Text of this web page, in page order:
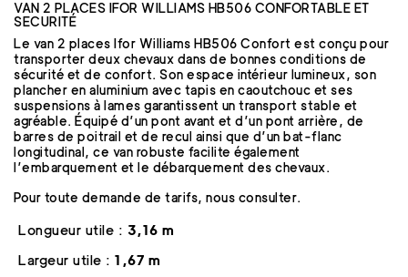
VAN 2 PLACES IFOR WILLIAMS HB506 CONFORTABLE ET
SECURITÉ
Le van 2 places Ifor Williams HB506 Confort est conçu pour
transporter deux chevaux dans de bonnes conditions de
sécurité et de confort. Son espace intérieur lumineux, son
plancher en aluminium avec tapis en caoutchouc et ses
suspensions à lames garantissent un transport stable et
agréable. Équipé d’un pont avant et d’un pont arrière, de
barres de poitrail et de recul ainsi que d’un bat-flanc
longitudinal, ce van robuste facilite également
l’embarquement et le débarquement des chevaux.
Pour toute demande de tarifs, nous consulter.
Longueur utile : 3,16 m
Largeur utile : 1,67 m